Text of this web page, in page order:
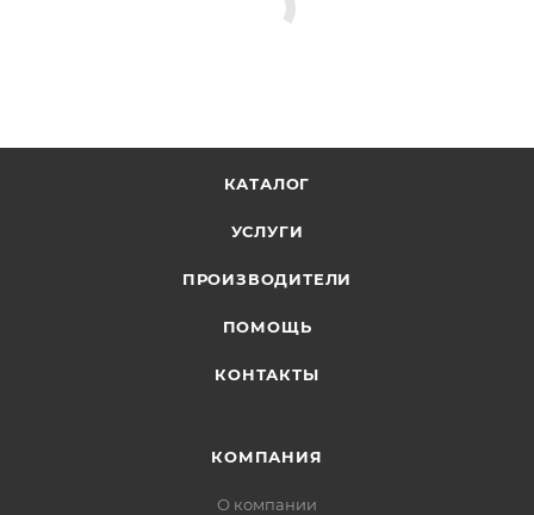
КАТАЛОГ
УСЛУГИ
ПРОИЗВОДИТЕЛИ
ПОМОЩЬ
КОНТАКТЫ
КОМПАНИЯ
О компании